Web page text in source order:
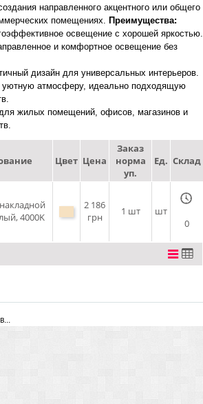
направленного акцентного или общего
помещениях. Преимущества:
освещение с хорошей яркостью.
и комфортное освещение без
дизайн для универсальных интерьеров.
уютную атмосферу, идеально подходящую
жилых помещений, офисов, магазинов и
Цвет Цена
Заказ
норма
уп.
Ед. Склад
4000K
2 186
грн
1 шт
шт
0